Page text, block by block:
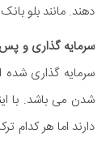
دهند. مانند بلو
سرمایه گذاری و پس
سرمایه گذاری
شدن می باشد. با
دارند اما هر کدام